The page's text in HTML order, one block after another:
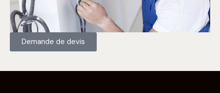
Demande de devis